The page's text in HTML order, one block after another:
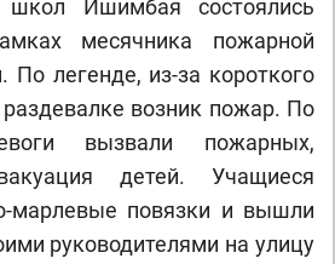
Ишимбая состоялись
месячника пожарной
По легенде, из-за короткого
возник пожар. По
вызвали пожарных,
детей. Учащиеся
марлевые повязки и вышли
руководителями на улицу